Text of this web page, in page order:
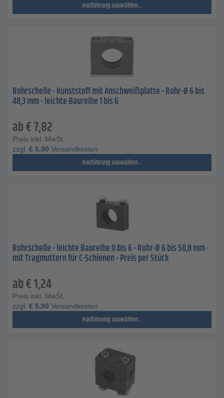
Ausführung auswählen...
Rohrschelle - Kunststoff mit Anschweißplatte - Rohr-Ø 6 bis
48,3 mm - leichte Baureihe 1 bis 6
ab€7,82
Preis inkl. MwSt.
zzgl. € 5,90 Versandkosten
Ausführung auswählen...
Rohrschelle - leichte Baureihe 0 bis 6 - Rohr-Ø 6 bis 50,8 mm -
mit Tragmuttern für C-Schienen - Preis per Stück
ab€1,24
Preis inkl. MwSt.
zzgl. € 5,90 Versandkosten
Ausführung auswählen...